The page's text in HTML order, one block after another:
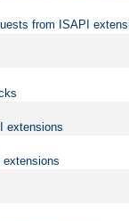
from ISAPI
extensions